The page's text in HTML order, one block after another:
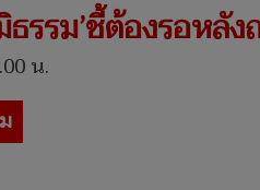
รรม’ชี้ต้องรอหลั
น.